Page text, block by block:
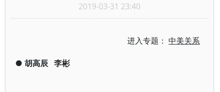
2019-03-31 23:40
进入专题：中美关系
● 胡高辰 李彬